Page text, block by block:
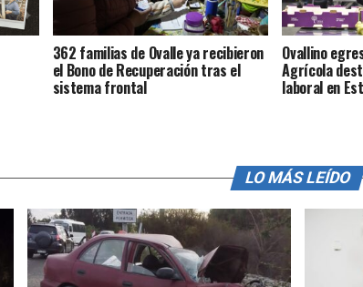
362 familias de Ovalle ya recibieron
el Bono de Recuperación tras el
sistema frontal
Ovallino
Agrícola
laboral en
LO MÁS LEÍDO